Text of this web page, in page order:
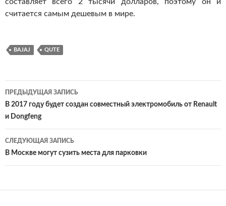
считается самым дешевым в мире.
BAJAJ QUTE
Навигация
записям
ПРЕДЫДУЩАЯ ЗАПИСЬ
В 2017 году будет создан совместный электромобиль от Renault
и Dongfeng
СЛЕДУЮЩАЯ ЗАПИСЬ
В Москве могут сузить места для парковки